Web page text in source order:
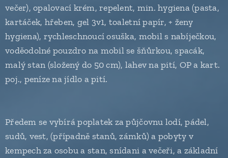
večer), opalovací krém, repelent, min. hygiena (pasta,
kartáček, hřeben, gel 3v1, toaletní papír, + ženy
hygiena), rychleschnoucí osuška, mobil s nabíječkou,
voděodolné pouzdro na mobil se šňůrkou, spacák,
malý stan (složený do 50 cm), lahev na pití, OP a kart.
poj., peníze na jídlo a pití.
Předem se vybírá poplatek za půjčovnu lodí, pádel,
sudů, vest, (případně stanů, zámků) a pobyty v
kempech za osobu a stan, snídani a večeři, a základní